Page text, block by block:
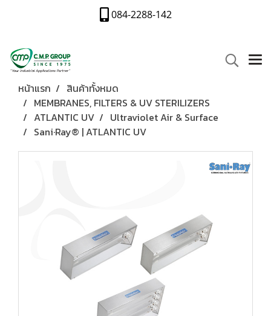
084-2288-142
หน้าแรก
สินค้าทั้งหมด
MEMBRANES, FILTERS & UV STERILIZERS
ATLANTIC UV
Ultraviolet Air & Surface
Sani·Ray® | ATLANTIC UV